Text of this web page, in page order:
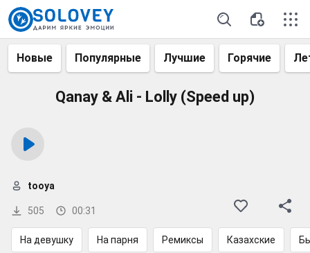
Новые Популярные Лучшие Горячие
Qanay & Ali - Lolly (Speed up)
505 00:31
tooya
На девушку На парня Ремиксы Казахские